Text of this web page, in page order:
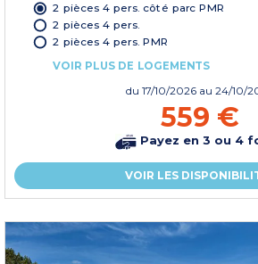
2 pièces 4 pers. côté parc PMR
2 pièces 4 pers.
2 pièces 4 pers. PMR
VOIR PLUS DE LOGEMENTS
du 17/10/2026 au 24/10/
559 €
Payez en 3 ou 4
VOIR LES